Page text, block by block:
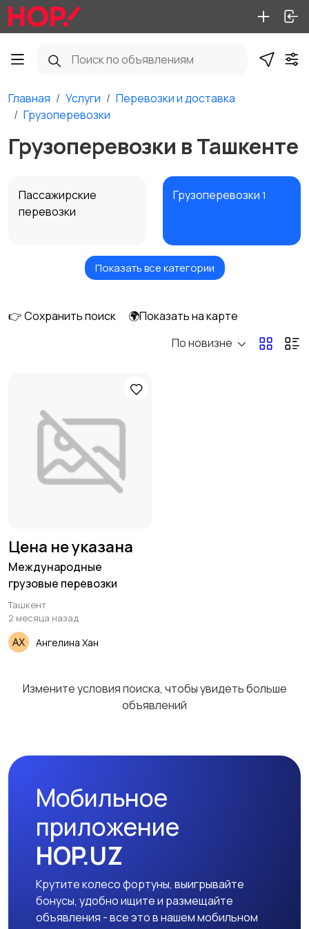
Главная Услуги
Перевозки и доставка
Грузоперевозки
Грузоперевозки в Ташкенте
Пассажирские
перевозки
Грузоперевозки 1
Курьерские услуги Услуги грузчиков
Показать все категории
👉 Сохранить поиск
🌍Показать на карте
По новизне
Цена не указана
Международные
грузовые перевозки
Ташкент
2 месяца назад
Ангелина Хан
Измените условия поиска, чтобы увидеть больше
объявлений
Мобильное
приложение
HOP.UZ
Крутите колесо фортуны, выигрывайте
бонусы, удобно ищите и размещайте
объявления - все это в нашем мобильном